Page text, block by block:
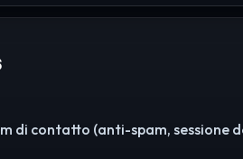
di contatto (anti-spam, sessione